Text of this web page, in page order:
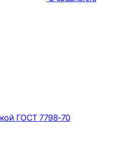
ГОСТ 7798-70